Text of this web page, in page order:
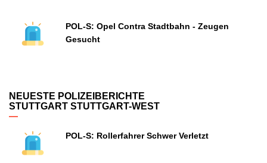
POL-S: Opel Contra Stadtbahn - Zeugen
Gesucht
NEUESTE POLIZEIBERICHTE
STUTTGART STUTTGART-WEST
POL-S: Rollerfahrer Schwer Verletzt